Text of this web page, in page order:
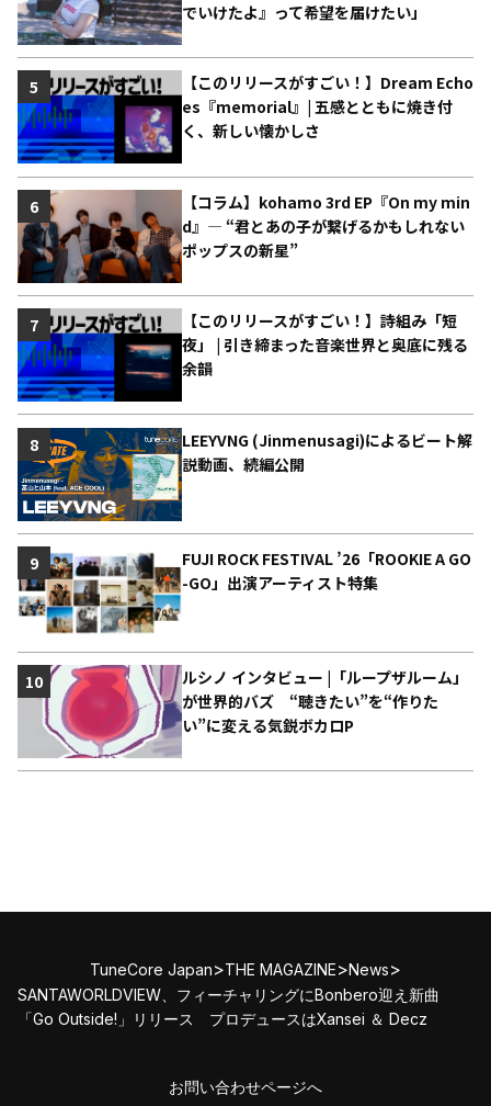
でいけたよ』って希望を届けたい」
【このリリースがすごい！】Dream Echo
es『memorial』| 五感とともに焼き付
く、新しい懐かしさ
5
【コラム】kohamo 3rd EP『On my min
d』― “君とあの子が繋げるかもしれない
ポップスの新星”
6
【このリリースがすごい！】詩組み「短
夜」 | 引き締まった音楽世界と奥底に残る
余韻
7
LEEYVNG (Jinmenusagi)によるビート解
説動画、続編公開
8
FUJI ROCK FESTIVAL ’26「ROOKIE A GO
-GO」出演アーティスト特集
9
ルシノ インタビュー |「ループザルーム」
が世界的バズ “聴きたい”を“作りた
い”に変える気鋭ボカロP
10
TuneCore Japan>THE MAGAZINE>News>
SANTAWORLDVIEW、フィーチャリングにBonbero迎え新曲
「Go Outside!」リリース プロデュースはXansei ＆ Decz
お問い合わせページへ